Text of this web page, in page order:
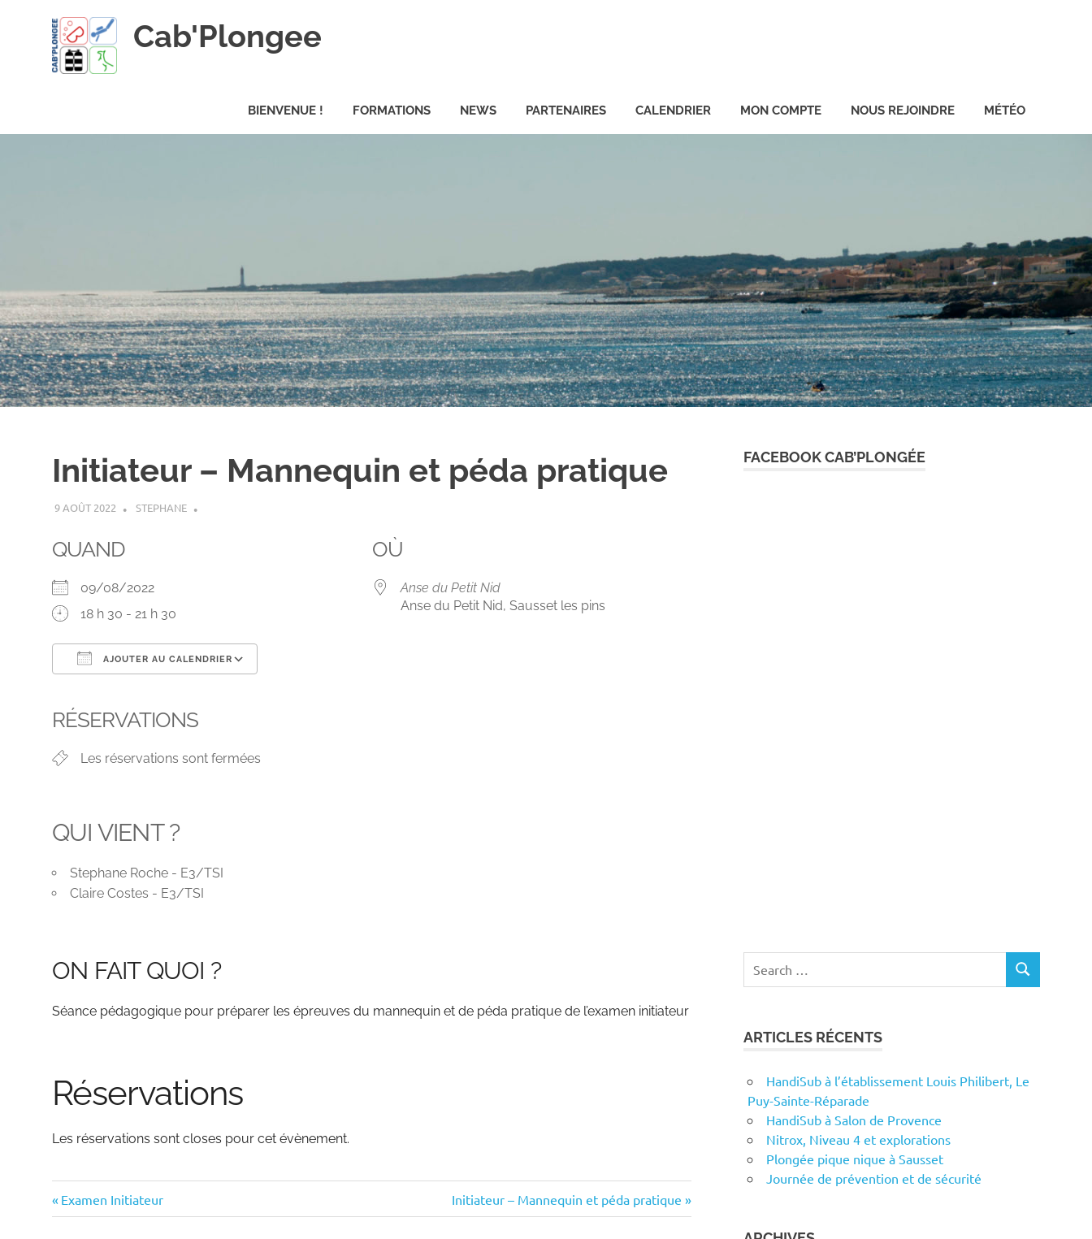
Cab'Plongee
tous
BIENVENUE ! FORMATIONS NEWS PARTENAIRES CALENDRIER MON COMPTE NOUS REJOINDRE MÉTÉO
Initiateur – Mannequin et péda pratique
9 AOÛT 2022 STEPHANE
QUAND
09/08/2022
18 h 30 - 21 h 30
AJOUTER AU CALENDRIER
RÉSERVATIONS
Les réservations sont fermées
OÙ
Anse du Petit Nid
Anse du Petit Nid, Sausset les pins
QUI VIENT ?
Stephane Roche - E3/TSI
Claire Costes - E3/TSI
ON FAIT QUOI ?
Séance pédagogique pour préparer les épreuves du mannequin et de péda pratique de l’examen initiateur
Réservations
Les réservations sont closes pour cet évènement.
Navigation
Previous
Post:
Examen Initiateur
Next
Post:
Initiateur – Mannequin et péda pratique
FACEBOOK CAB’PLONGÉE
for:
SEARCH
ARTICLES RÉCENTS
HandiSub à l’établissement Louis Philibert, Le
Puy-Sainte-Réparade
HandiSub à Salon de Provence
Nitrox, Niveau 4 et explorations
Plongée pique nique à Sausset
Journée de prévention et de sécurité